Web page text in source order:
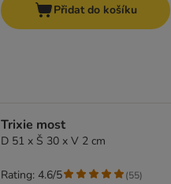
Přidat do košíku
Trixie most
D 51 x Š 30 x V 2 cm
Rating: 4.6/5 (55)